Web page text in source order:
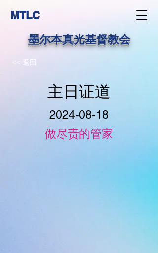
MTLC
墨尔本真光基督教会
<< 返回
主日证道
2024-08-18
做尽责的管家